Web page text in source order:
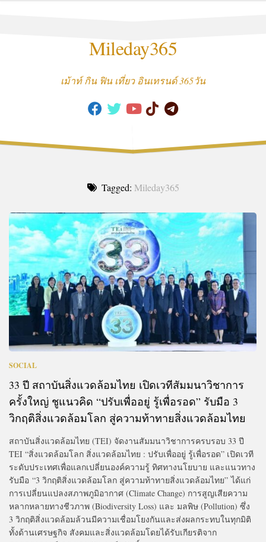
Mileday365
เม้าท์ กิน ฟิน เที่ยว อินเทรนด์ 365วัน
Tagged: Mileday365
SOCIAL
33 ปี สถาบันสิ่งแวดล้อมไทย เปิดเวทีสัมมนาวิชาการ
ครั้งใหญ่ ชูแนวคิด “ปรับเพื่ออยู่ รู้เพื่อรอด” รับมือ 3
วิกฤติสิ่งแวดล้อมโลก สู่ความท้าทายสิ่งแวดล้อมไทย
สถาบันสิ่งแวดล้อมไทย (TEI) จัดงานสัมมนาวิชาการครบรอบ 33 ปี
TEI “สิ่งแวดล้อมโลก สิ่งแวดล้อมไทย : ปรับเพื่ออยู่ รู้เพื่อรอด” เปิดเวที
ระดับประเทศเพื่อแลกเปลี่ยนองค์ความรู้ ทิศทางนโยบาย และแนวทาง
รับมือ “3 วิกฤติสิ่งแวดล้อมโลก สู่ความท้าทายสิ่งแวดล้อมไทย” ได้แก่
การเปลี่ยนแปลงสภาพภูมิอากาศ (Climate Change) การสูญเสียความ
หลากหลายทางชีวภาพ (Biodiversity Loss) และ มลพิษ (Pollution) ซึ่ง
3 วิกฤติสิ่งแวดล้อมล้วนมีความเชื่อมโยงกันและส่งผลกระทบในทุกมิติ
ทั้งด้านเศรษฐกิจ สังคมและสิ่งแวดล้อมโดยได้รับเกียรติจาก